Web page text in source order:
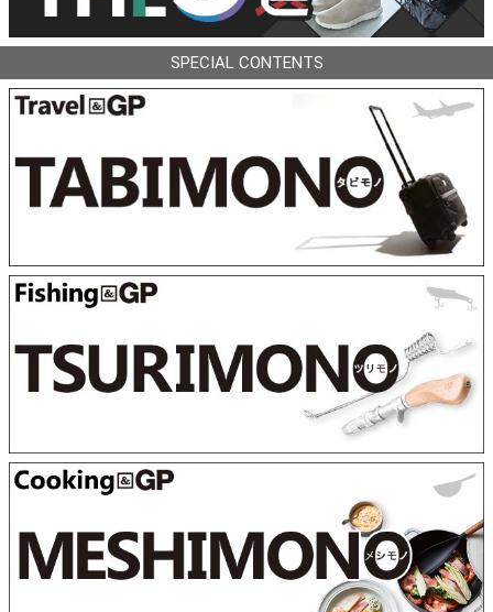
SPECIAL CONTENTS